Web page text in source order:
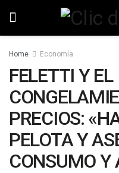
Home Economía
FELETTI Y EL
PRECIOS:
PELOTA Y
CONSUMO Y